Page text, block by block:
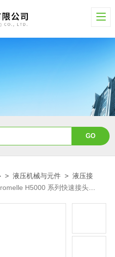
>液压机械与元件 >液压接
H5000 系列快速接头